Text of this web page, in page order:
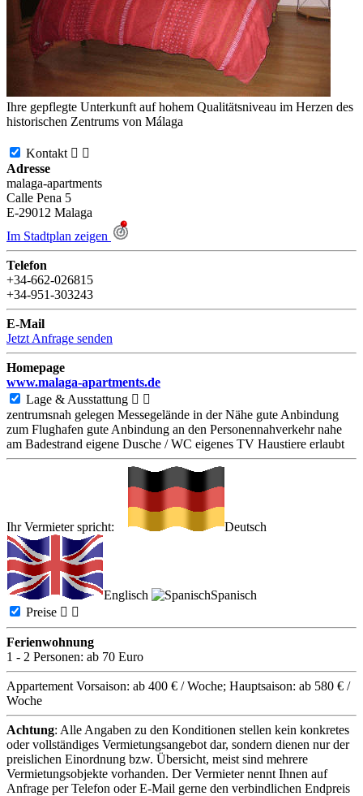
Ihre gepflegte Unterkunft auf hohem Qualitätsniveau im Herzen des
historischen Zentrums von Málaga
Kontakt  
Adresse
malaga-apartments
Calle Pena 5
E-29012 Malaga
Im Stadtplan zeigen
Telefon
+34-662-026815
+34-951-303243
E-Mail
Jetzt Anfrage senden
Homepage
www.malaga-apartments.de
Lage & Ausstattung  
zentrumsnah gelegen Messegelände in der Nähe gute Anbindung
zum Flughafen gute Anbindung an den Personennahverkehr nahe
am Badestrand eigene Dusche / WC eigenes TV Haustiere erlaubt
Ihr Vermieter spricht: Deutsch
Englisch
Spanisch
Preise  
Ferienwohnung
1 - 2 Personen: ab 70 Euro
Appartement Vorsaison: ab 400 € / Woche; Hauptsaison: ab 580 € /
Woche
Achtung: Alle Angaben zu den Konditionen stellen kein konkretes
oder vollständiges Vermietungsangebot dar, sondern dienen nur der
preislichen Einordnung bzw. Übersicht, meist sind mehrere
Vermietungsobjekte vorhanden. Der Vermieter nennt Ihnen auf
Anfrage per Telefon oder E-Mail gerne den verbindlichen Endpreis